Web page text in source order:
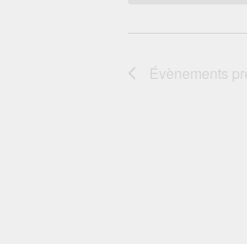
Évènements